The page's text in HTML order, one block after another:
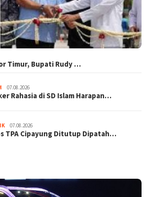
Timur, Bupati Rudy …
07.08.2026
Rahasia di SD Islam Harapan…
07.08.2026
TPA Cipayung Ditutup Dipatah…